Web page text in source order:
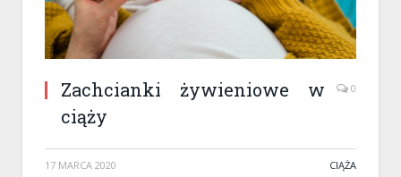
Zachcianki żywieniowe w
ciąży
0
17 MARCA 2020 CIĄŻA